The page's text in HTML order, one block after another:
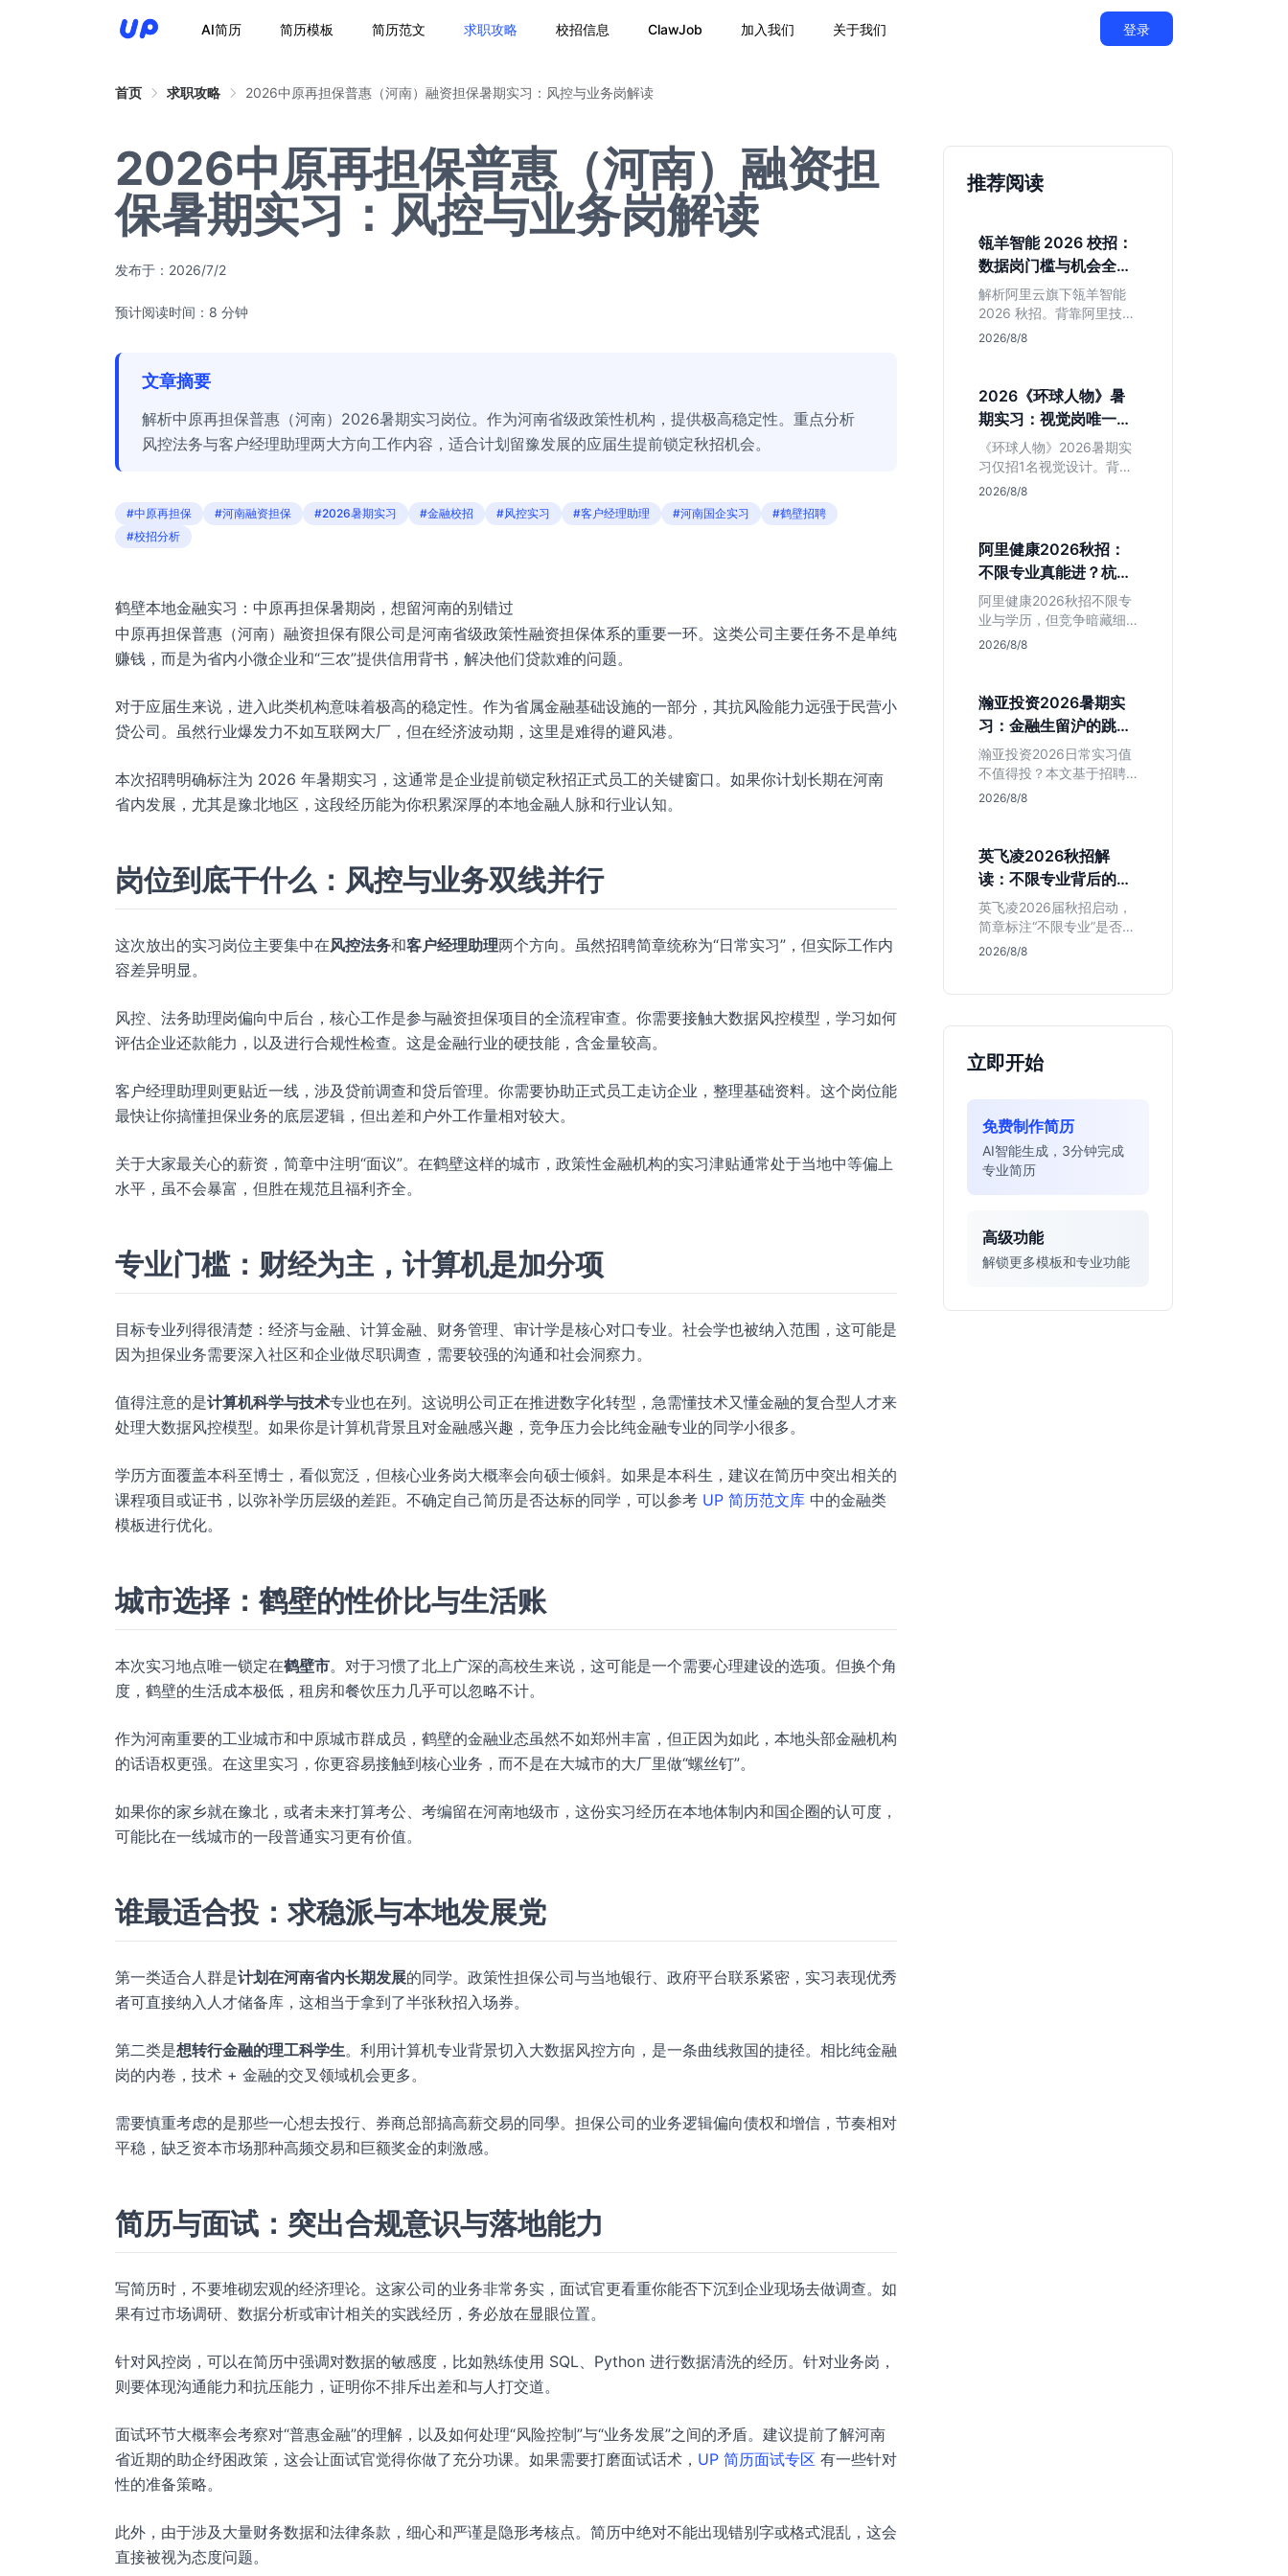
AI简历 简历模板 简历范文 求职攻略 校招信息 ClawJob 加入我们 关于我们 登录
首页 求职攻略 2026中原再担保普惠（河南）融资担保暑期实习：风控与业务岗解读
2026中原再担保普惠（河南）融资担
保暑期实习：风控与业务岗解读
发布于： 2026/7/2
预计阅读时间：8 分钟
文章摘要
解析中原再担保普惠（河南）2026暑期实习岗位。作为河南省级政策性机构，提供极高稳定性。重点分析
风控法务与客户经理助理两大方向工作内容，适合计划留豫发展的应届生提前锁定秋招机会。
#中原再担保 #河南融资担保 #2026暑期实习 #金融校招 #风控实习 #客户经理助理 #河南国企实习
#鹤壁招聘
#校招分析
鹤壁本地金融实习：中原再担保暑期岗，想留河南的别错过
中原再担保普惠（河南）融资担保有限公司是河南省级政策性融资担保体系的重要一环。这类公司主要任务不是单纯
赚钱，而是为省内小微企业和“三农”提供信用背书，解决他们贷款难的问题。
对于应届生来说，进入此类机构意味着极高的稳定性。作为省属金融基础设施的一部分，其抗风险能力远强于民营小
贷公司。虽然行业爆发力不如互联网大厂，但在经济波动期，这里是难得的避风港。
本次招聘明确标注为 2026 年暑期实习，这通常是企业提前锁定秋招正式员工的关键窗口。如果你计划长期在河南
省内发展，尤其是豫北地区，这段经历能为你积累深厚的本地金融人脉和行业认知。
岗位到底干什么：风控与业务双线并行
这次放出的实习岗位主要集中在风控法务和客户经理助理两个方向。虽然招聘简章统称为“日常实习”，但实际工作内
容差异明显。
风控、法务助理岗偏向中后台，核心工作是参与融资担保项目的全流程审查。你需要接触大数据风控模型，学习如何
评估企业还款能力，以及进行合规性检查。这是金融行业的硬技能，含金量较高。
客户经理助理则更贴近一线，涉及贷前调查和贷后管理。你需要协助正式员工走访企业，整理基础资料。这个岗位能
最快让你搞懂担保业务的底层逻辑，但出差和户外工作量相对较大。
关于大家最关心的薪资，简章中注明“面议”。在鹤壁这样的城市，政策性金融机构的实习津贴通常处于当地中等偏上
水平，虽不会暴富，但胜在规范且福利齐全。
专业门槛：财经为主，计算机是加分项
目标专业列得很清楚：经济与金融、计算金融、财务管理、审计学是核心对口专业。社会学也被纳入范围，这可能是
因为担保业务需要深入社区和企业做尽职调查，需要较强的沟通和社会洞察力。
值得注意的是计算机科学与技术专业也在列。这说明公司正在推进数字化转型，急需懂技术又懂金融的复合型人才来
处理大数据风控模型。如果你是计算机背景且对金融感兴趣，竞争压力会比纯金融专业的同学小很多。
学历方面覆盖本科至博士，看似宽泛，但核心业务岗大概率会向硕士倾斜。如果是本科生，建议在简历中突出相关的
课程项目或证书，以弥补学历层级的差距。不确定自己简历是否达标的同学，可以参考 UP 简历范文库 中的金融类
模板进行优化。
城市选择：鹤壁的性价比与生活账
本次实习地点唯一锁定在鹤壁市。对于习惯了北上广深的高校生来说，这可能是一个需要心理建设的选项。但换个角
度，鹤壁的生活成本极低，租房和餐饮压力几乎可以忽略不计。
作为河南重要的工业城市和中原城市群成员，鹤壁的金融业态虽然不如郑州丰富，但正因为如此，本地头部金融机构
的话语权更强。在这里实习，你更容易接触到核心业务，而不是在大城市的大厂里做“螺丝钉”。
如果你的家乡就在豫北，或者未来打算考公、考编留在河南地级市，这份实习经历在本地体制内和国企圈的认可度，
可能比在一线城市的一段普通实习更有价值。
谁最适合投：求稳派与本地发展党
第一类适合人群是计划在河南省内长期发展的同学。政策性担保公司与当地银行、政府平台联系紧密，实习表现优秀
者可直接纳入人才储备库，这相当于拿到了半张秋招入场券。
第二类是想转行金融的理工科学生。利用计算机专业背景切入大数据风控方向，是一条曲线救国的捷径。相比纯金融
岗的内卷，技术 + 金融的交叉领域机会更多。
需要慎重考虑的是那些一心想去投行、券商总部搞高薪交易的同學。担保公司的业务逻辑偏向债权和增信，节奏相对
平稳，缺乏资本市场那种高频交易和巨额奖金的刺激感。
简历与面试：突出合规意识与落地能力
写简历时，不要堆砌宏观的经济理论。这家公司的业务非常务实，面试官更看重你能否下沉到企业现场去做调查。如
果有过市场调研、数据分析或审计相关的实践经历，务必放在显眼位置。
针对风控岗，可以在简历中强调对数据的敏感度，比如熟练使用 SQL、Python 进行数据清洗的经历。针对业务岗，
则要体现沟通能力和抗压能力，证明你不排斥出差和与人打交道。
面试环节大概率会考察对“普惠金融”的理解，以及如何处理“风险控制”与“业务发展”之间的矛盾。建议提前了解河南
省近期的助企纾困政策，这会让面试官觉得你做了充分功课。如果需要打磨面试话术， UP 简历面试专区 有一些针对
性的准备策略。
此外，由于涉及大量财务数据和法律条款，细心和严谨是隐形考核点。简历中绝对不能出现错别字或格式混乱，这会
直接被视为态度问题。
推荐阅读
瓴羊智能 2026 校招：
数据岗门槛与机会全拆
解
解析阿里云旗下瓴羊智能
2026 秋招。背靠阿里技术
底座，主打 DaaS 业务。
估 B 端数据路线的成长曲
线与抗压挑战，助你判断
是否值得投递。
2026/8/8
2026《环球人物》暑
期实习：视觉岗唯一名
额值不值得冲？
《环球人物》2026暑期实
习仅招1名视觉设计。背靠
人民日报社，央媒背书极
简历、能接受严谨流程的
设计生，想进大厂快节奏
者慎投。
2026/8/8
阿里健康2026秋招：
不限专业真能进？杭州
大厂最后的捡漏机会
阿里健康2026秋招不限专
业与学历，但竞争暗藏细
节。本文解读其医疗赛道
帮应届生判断是否值得投
入。
2026/8/8
瀚亚投资2026暑期实
习：金融生留沪的跳板
还是坑？
瀚亚投资2026日常实习值
不值得投？本文基于招聘
简章分析：业务聚焦金融
需上海高含金量实习证
明、想接触真实资金流向
的金融生，不适合追求稳
定留用的同学。
2026/8/8
英飞凌2026秋招解
读：不限专业背后的门
槛与机会
英飞凌2026届秋招启动，
简章标注“不限专业”是否可
信？本文基于招聘简章，
断是否值得投入。
2026/8/8
立即开始
免费制作简历
AI智能生成，3分钟完成
专业简历
高级功能
解锁更多模板和专业功能